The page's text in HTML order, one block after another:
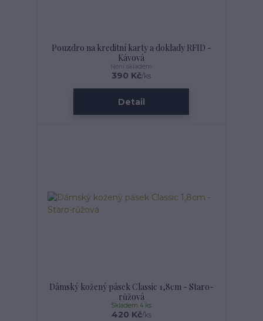
Pouzdro na kreditní karty a doklady RFID -
Kávová
390 Kč/ks
Není skladem
Detail
Dámský kožený pásek Classic 1,8cm - Staro-
růžová
420 Kč/ks
Skladem 4 ks